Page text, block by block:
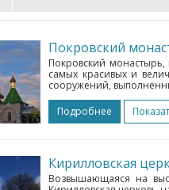
Покровский
Покровский
самых красивых и
сооружений,
Подробнее
Кирилловская
Возвышающаяся на